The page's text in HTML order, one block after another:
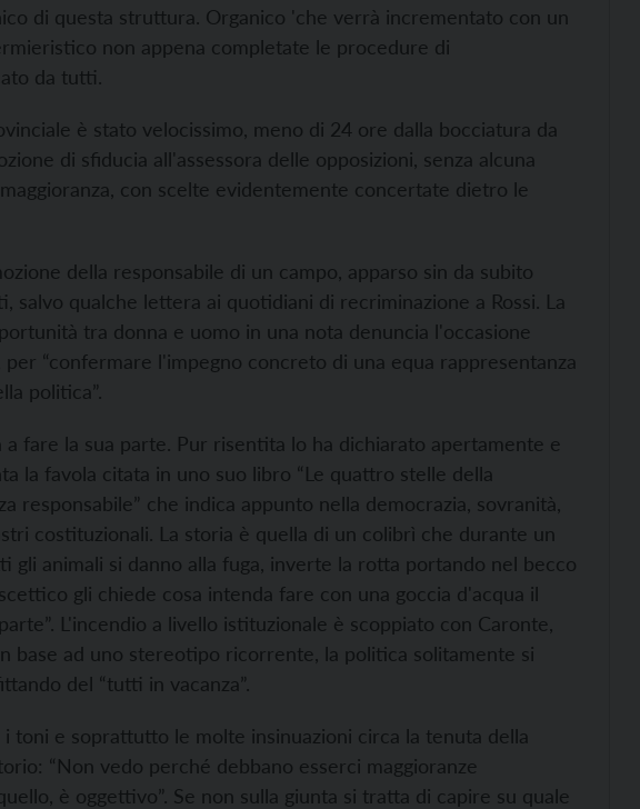
di questa struttura. Organico 'che verrà incrementato con un
non appena completate le procedure di
da tutti.
è stato velocissimo, meno di 24 ore dalla bocciatura da
di sfiducia all'assessora delle opposizioni, senza alcuna
con scelte evidentemente concertate dietro le
della responsabile di un campo, apparso sin da subito
salvo qualche lettera ai quotidiani di recriminazione a Rossi. La
tra donna e uomo in una nota denuncia l'occasione
“confermare l'impegno concreto di una equa rappresentanza
politica”.
fare la sua parte. Pur risentita lo ha dichiarato apertamente e
la favola citata in uno suo libro “Le quattro stelle della
responsabile” che indica appunto nella democrazia, sovranità,
costituzionali. La storia è quella di un colibrì che durante un
gli animali si danno alla fuga, inverte la rotta portando nel becco
gli chiede cosa intenda fare con una goccia d'acqua il
L'incendio a livello istituzionale è scoppiato con Caronte,
base ad uno stereotipo ricorrente, la politica solitamente si
del “tutti in vacanza”.
i toni e soprattutto le molte insinuazioni circa la tenuta della
“Non vedo perché debbano esserci maggioranze
è oggettivo”. Se non sulla giunta si tratta di capire su quale